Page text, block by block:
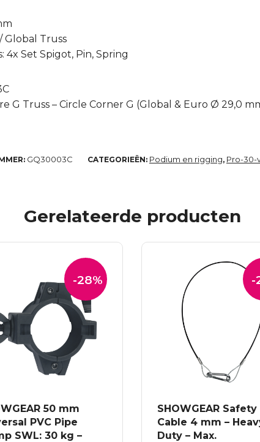
Global Truss
4x Set Spigot, Pin, Spring
G Truss – Circle Corner G (Global & Euro Ø 29,0
GQ30003C CATEGORIEËN: Podium en rigging, Pro-30-
Gerelateerde producten
-28%
50 mm
PVC Pipe
SWL: 30 kg –
-
SHOWGEAR Safety
Cable 4 mm –
Duty – Max.